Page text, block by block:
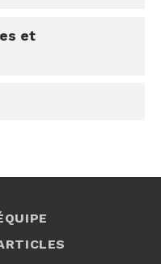
et